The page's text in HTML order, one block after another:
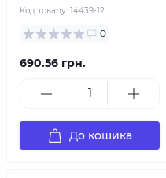
Код товару: 14439-12
0
690.56 грн.
До кошика